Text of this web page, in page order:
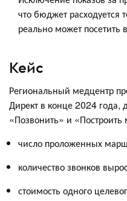
что бюджет расходуется
реально может посетить
Кейс
Региональный медцентр
Директ в конце 2024 года,
«Позвонить» и «Построить
число проложенных
количество звонков
стоимость одного